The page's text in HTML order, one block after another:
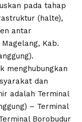
pada tahap
(halte),
antar
Kab.
menghubungkan
dan
adalah Terminal
– Terminal
Borobudur